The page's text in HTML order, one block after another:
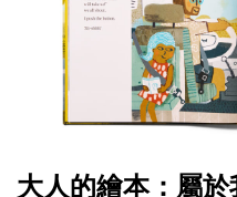
大人的繪本：屬